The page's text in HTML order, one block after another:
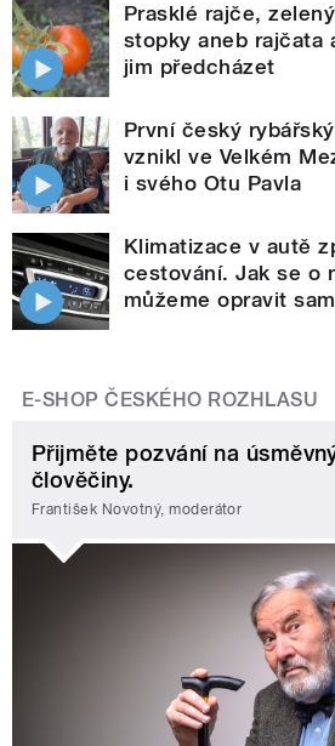
Prasklé rajče,
stopky aneb rajčata
jim předcházet
První český
vznikl ve Velkém
i svého Otu Pavla
Klimatizace v autě
cestování. Jak se o
můžeme opravit
E-SHOP ČESKÉHO ROZHLASU
Přijměte pozvání na
člověčiny.
František Novotný, moderátor